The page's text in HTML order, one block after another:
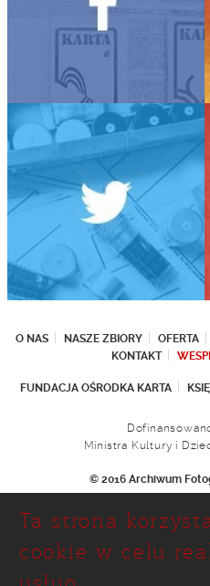
O NAS NASZE ZBIORY OFERTA
KONTAKT
FUNDACJA OŚRODKA KARTA
Ministra Kultury i
© 2016 Archiwum
Ul.
02-536
tel.: (+48
Ta strona
cookie w celu